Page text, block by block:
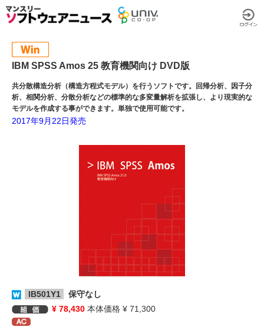
IBM SPSS Amos 25 教育機関向け DVD版
共分散構造分析（構造方程式モデル）を行うソフトです。回帰分析、因子分
析、相関分析、分散分析などの標準的な多変量解析を拡張し、より現実的な
モデルを作成する事ができます。単独で使用可能です。
2017年9月22日発売
IB501Y1
保守なし
¥ 78,430 本体価格 ¥ 71,300